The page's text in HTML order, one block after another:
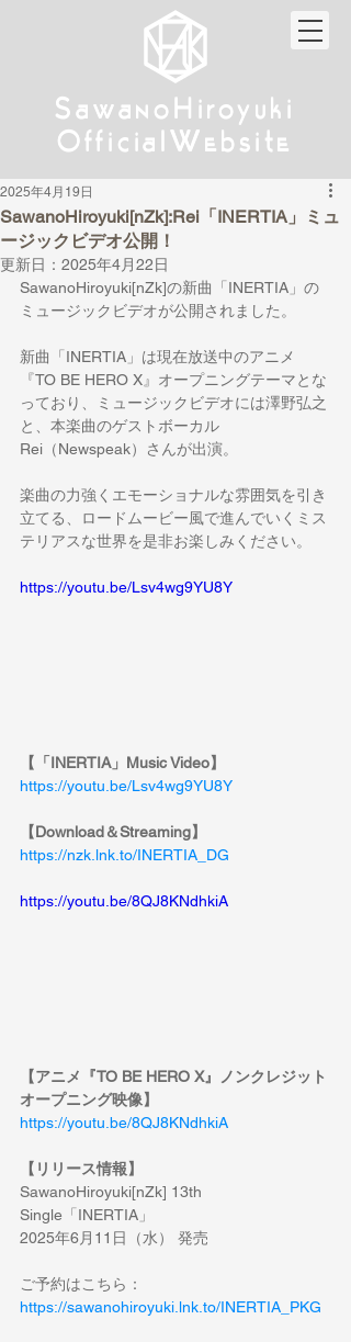
Sa wanoHiroyuki
Official W ebsite
Sa wanoHiroyuki
Official W ebsite
SawanoHiroyuki[nZk]:Rei「INERTIA」ミュ
ージックビデオ公開！
2025年4月19日
更新日： 2025年4月22日
SawanoHiroyuki[nZk]の新曲「INERTIA」の
ミュージックビデオが公開されました。
新曲「INERTIA」は現在放送中のアニメ
『TO BE HERO X』オープニングテーマとな
っており、ミュージックビデオには澤野弘之
と、本楽曲のゲストボーカル
Rei（Newspeak）さんが出演。
楽曲の力強くエモーショナルな雰囲気を引き
立てる、ロードムービー風で進んでいくミス
テリアスな世界を是非お楽しみください。
https://youtu.be/Lsv4wg9YU8Y
【「INERTIA」Music Video】
https://youtu.be/Lsv4wg9YU8Y
【Download＆Streaming】
https://nzk.lnk.to/INERTIA_DG
https://youtu.be/8QJ8KNdhkiA
【アニメ『TO BE HERO X』ノンクレジット
オープニング映像】
https://youtu.be/8QJ8KNdhkiA
【リリース情報】
SawanoHiroyuki[nZk] 13th
Single「INERTIA」
2025年6月11日（水） 発売
ご予約はこちら：
https://sawanohiroyuki.lnk.to/INERTIA_PKG